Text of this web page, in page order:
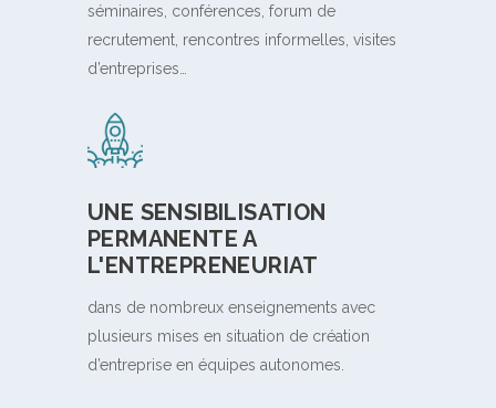
séminaires, conférences, forum de
recrutement, rencontres informelles, visites
d’entreprises…
UNE SENSIBILISATION
PERMANENTE A
L'ENTREPRENEURIAT
dans de nombreux enseignements avec
plusieurs mises en situation de création
d’entreprise en équipes autonomes.